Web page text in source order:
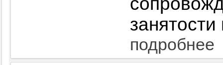
подробнее